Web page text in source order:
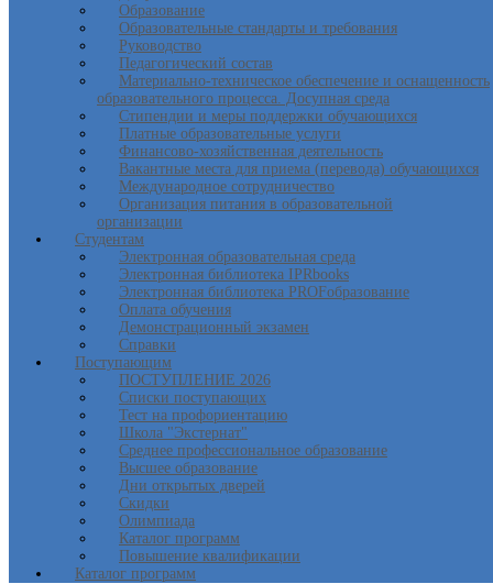
Образование
Образовательные стандарты и требования
Руководство
Педагогический состав
Материально-техническое обеспечение и оснащенность
образовательного процесса. Досупная среда
Стипендии и меры поддержки обучающихся
Платные образовательные услуги
Финансово-хозяйственная деятельность
Вакантные места для приема (перевода) обучающихся
Международное сотрудничество
Организация питания в образовательной
организации
Студентам
Электронная образовательная среда
Электронная библиотека IPRbooks
Электронная библиотека PROFобразование
Оплата обучения
Демонстрационный экзамен
Справки
Поступающим
ПОСТУПЛЕНИЕ 2026
Списки поступающих
Тест на профориентацию
Школа "Экстернат"
Среднее профессиональное образование
Высшее образование
Дни открытых дверей
Скидки
Олимпиада
Каталог программ
Повышение квалификации
Каталог программ